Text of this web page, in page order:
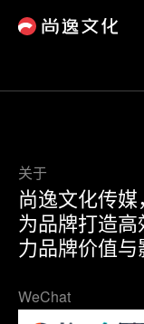
关于
尚逸文化传
为品牌打造
力品牌价值与
WeChat